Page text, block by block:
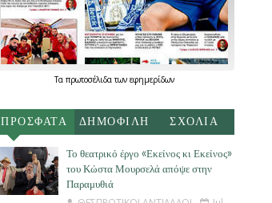
Τα πρωτοσέλιδατων εφημερίδων
ΠΡΟΣΦΑΤΑ ΔΗΜΟΦΙΛΗ ΣΧΟΛΙΑ
Το θεατρικό έργο «Εκείνος κι Εκείνος»
του Κώστα Μουρσελά απόψε στην
Παραμυθιά